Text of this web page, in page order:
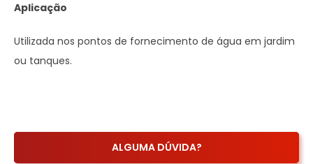
Aplicação
Utilizada nos pontos de fornecimento de água em jardim
ou tanques.
ALGUMA DÚVIDA?